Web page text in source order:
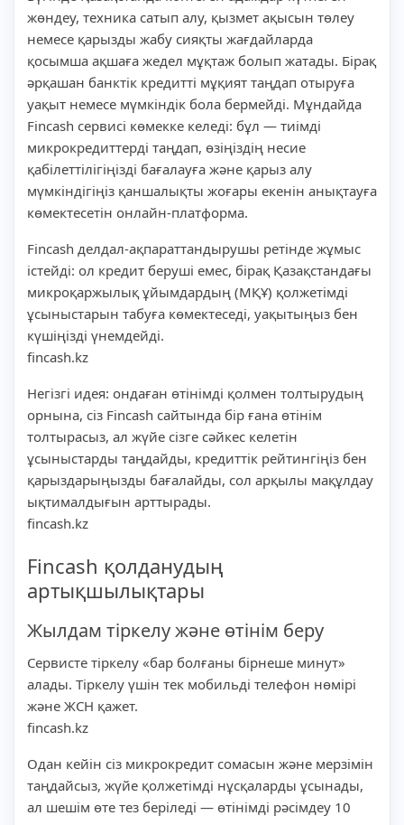
жөндеу, техника сатып алу, қызмет ақысын төлеу
немесе қарызды жабу сияқты жағдайларда
қосымша ақшаға жедел мұқтаж болып жатады. Бірақ
әрқашан банктік кредитті мұқият таңдап отыруға
уақыт немесе мүмкіндік бола бермейді. Мұндайда
Fincash сервисі көмекке келеді: бұл — тиімді
микрокредиттерді таңдап, өзіңіздің несие
қабілеттілігіңізді бағалауға және қарыз алу
мүмкіндігіңіз қаншалықты жоғары екенін анықтауға
көмектесетін онлайн-платформа.
Fincash делдал-ақпараттандырушы ретінде жұмыс
істейді: ол кредит беруші емес, бірақ Қазақстандағы
микроқаржылық ұйымдардың (МҚҰ) қолжетімді
ұсыныстарын табуға көмектеседі, уақытыңыз бен
күшіңізді үнемдейді.
fincash.kz
Негізгі идея: ондаған өтінімді қолмен толтырудың
орнына, сіз Fincash сайтында бір ғана өтінім
толтырасыз, ал жүйе сізге сәйкес келетін
ұсыныстарды таңдайды, кредиттік рейтингіңіз бен
қарыздарыңызды бағалайды, сол арқылы мақұлдау
ықтималдығын арттырады.
fincash.kz
Fincash қолданудың
артықшылықтары
Жылдам тіркелу және өтінім беру
Сервисте тіркелу «бар болғаны бірнеше минут»
алады. Тіркелу үшін тек мобильді телефон нөмірі
және ЖСН қажет.
fincash.kz
Одан кейін сіз микрокредит сомасын және мерзімін
таңдайсыз, жүйе қолжетімді нұсқаларды ұсынады,
ал шешім өте тез беріледі — өтінімді рәсімдеу 10